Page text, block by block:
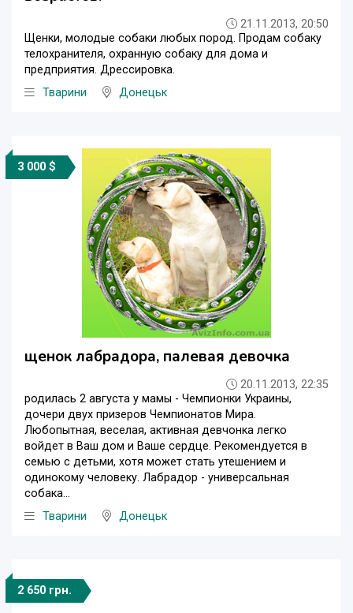
21.11.2013, 20:50
Щенки, молодые собаки любых пород. Продам собаку
телохранителя, охранную собаку для дома и
предприятия. Дрессировка.
Тварини
Донецьк
3 000 $
щенок лабрадора, палевая девочка
20.11.2013, 22:35
родилась 2 августа у мамы - Чемпионки Украины,
дочери двух призеров Чемпионатов Мира.
Любопытная, веселая, активная девчонка легко
войдет в Ваш дом и Ваше сердце. Рекомендуется в
семью с детьми, хотя может стать утешением и
одинокому человеку. Лабрадор - универсальная
собака...
Тварини
Донецьк
2 650 грн.